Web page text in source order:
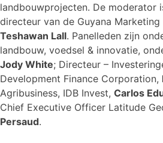
landbouwprojecten. De moderator
directeur van de Guyana
Teshawan Lall. Panelleden zijn
landbouw, voedsel & innovatie,
Jody White; Directeur –
Development Finance Corporation,
Agribusiness, IDB Invest, Carlos
Chief Executive Officer Latitude
Persaud.